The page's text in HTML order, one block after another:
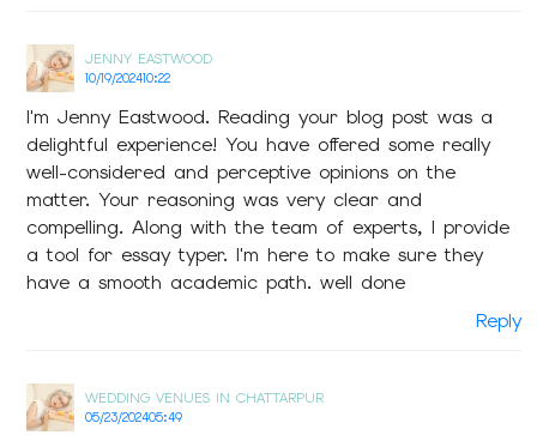
JENNY EASTWOOD
10/19/202410:22
I'm Jenny Eastwood. Reading your blog post was a
delightful experience! You have offered some really
well-considered and perceptive opinions on the
matter. Your reasoning was very clear and
compelling. Along with the team of experts, I provide
a tool for essay typer. I'm here to make sure they
have a smooth academic path. well done
Reply
WEDDING VENUES IN CHATTARPUR
05/23/202405:49